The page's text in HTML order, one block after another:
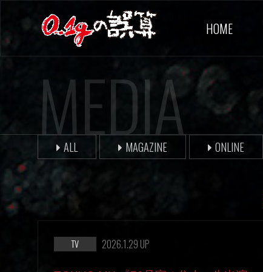
HOME
MEDIA
ALL MAGAZINE ONLINE
TV 2026.1.29 UP